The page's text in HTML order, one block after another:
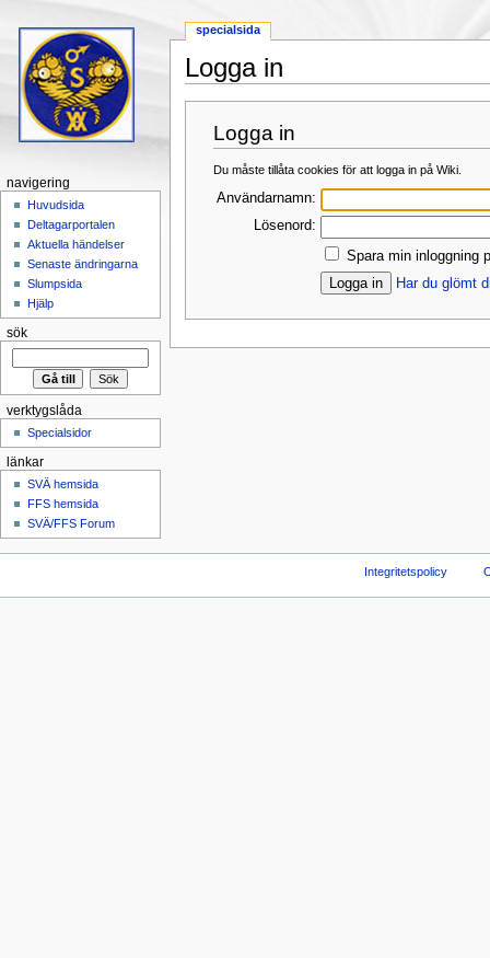
Logga in
Logga in
Du måste tillåta cookies för att logga in på Wiki.
Användarnamn:
Lösenord:
Spara min inloggning
Har du glömt
specialsida
navigering
Huvudsida
Deltagarportalen
Aktuella händelser
Senaste ändringarna
Slumpsida
Hjälp
sök
verktygslåda
Specialsidor
länkar
SVÄ hemsida
FFS hemsida
SVÄ/FFS Forum
Integritetspolicy